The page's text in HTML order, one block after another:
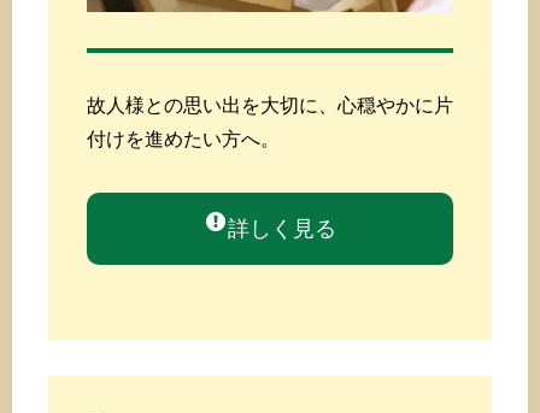
故人様との思い出を大切に、心穏やかに片
付けを進めたい方へ。
詳しく見る